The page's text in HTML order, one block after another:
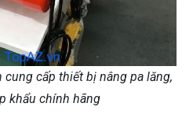
cung cấp thiết bị nâng pa lăng,
khẩu chính hãng